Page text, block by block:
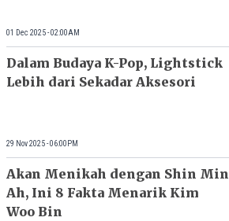
01 Dec 2025 - 02:00AM
Dalam Budaya K-Pop, Lightstick
Lebih dari Sekadar Aksesori
29 Nov 2025 - 06:00PM
Akan Menikah dengan Shin Min
Ah, Ini 8 Fakta Menarik Kim
Woo Bin